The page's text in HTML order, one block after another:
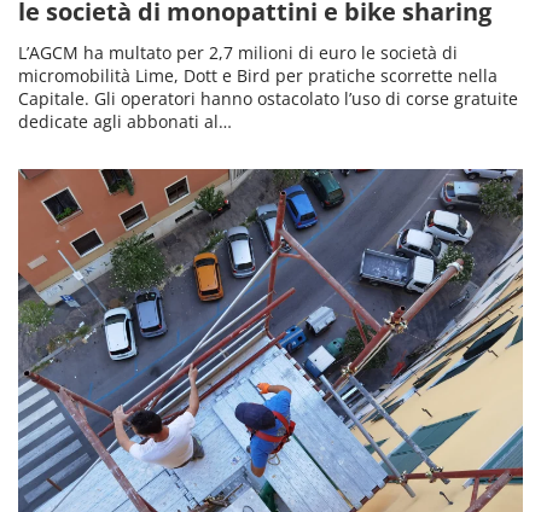
le società di monopattini e bike sharing
L’AGCM ha multato per 2,7 milioni di euro le società di
micromobilità Lime, Dott e Bird per pratiche scorrette nella
Capitale. Gli operatori hanno ostacolato l’uso di corse gratuite
dedicate agli abbonati al…